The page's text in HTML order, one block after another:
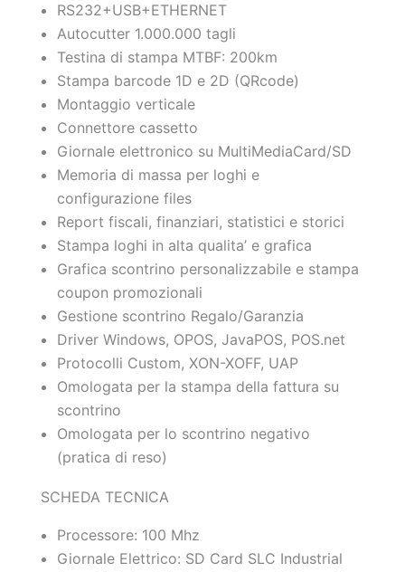
RS232+USB+ETHERNET
Autocutter 1.000.000 tagli
Testina di stampa MTBF: 200km
Stampa barcode 1D e 2D (QRcode)
Montaggio verticale
Connettore cassetto
Giornale elettronico su MultiMediaCard/SD
Memoria di massa per loghi e
configurazione files
Report fiscali, finanziari, statistici e storici
Stampa loghi in alta qualita’ e grafica
Grafica scontrino personalizzabile e stampa
coupon promozionali
Gestione scontrino Regalo/Garanzia
Driver Windows, OPOS, JavaPOS, POS.net
Protocolli Custom, XON-XOFF, UAP
Omologata per la stampa della fattura su
scontrino
Omologata per lo scontrino negativo
(pratica di reso)
SCHEDA TECNICA
Processore: 100 Mhz
Giornale Elettrico: SD Card SLC Industrial